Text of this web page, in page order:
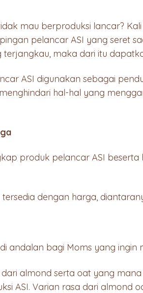
mau berproduksi lancar? Kali
pelancar ASI yang seret
terjangkau, maka dari itu
ASI digunakan sebagai
hal-hal yang
produk pelancar ASI
dengan harga,
andalan bagi Moms yang ingin
almond serta oat yang
ASI. Varian rasa dari almond